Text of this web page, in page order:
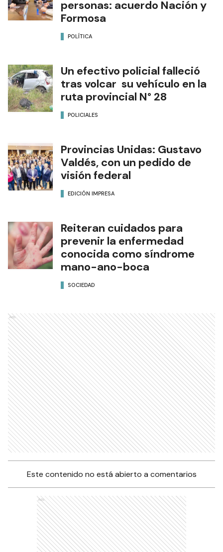
personas: acuerdo Nación y
Formosa
POLÍTICA
Un efectivo policial falleció
tras volcar su vehículo en la
ruta provincial N° 28
POLICIALES
Provincias Unidas: Gustavo
Valdés, con un pedido de
visión federal
EDICIÓN IMPRESA
Reiteran cuidados para
prevenir la enfermedad
conocida como síndrome
mano-ano-boca
SOCIEDAD
Ads
Este contenido no está abierto a comentarios
Ads